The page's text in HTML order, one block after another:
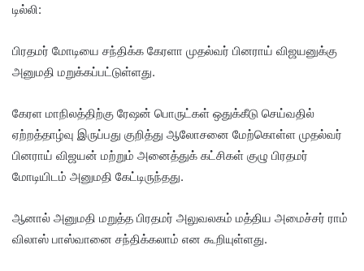
டில்லி:
பிரதமர் மோடியை சந்திக்க கேரளா முதல்வர் பினராய் விஜயனுக்கு
அனுமதி மறுக்கப்பட்டுள்ளது.
கேரள மாநிலத்திற்கு ரேஷன் பொருட்கள் ஒதுக்கீடு செய்வதில்
ஏற்றத்தாழ்வு இருப்பது குறித்து ஆலோசனை மேற்கொள்ள முதல்வர்
பினராய் விஜயன் மற்றும் அனைத்துக் கட்சிகள் குழு பிரதமர்
மோடியிடம் அனுமதி கேட்டிருந்தது.
ஆனால் அனுமதி மறுத்த பிரதமர் அலுவலகம் மத்திய அமைச்சர் ராம்
விலாஸ் பாஸ்வானை சந்திக்கலாம் என கூறியுள்ளது.